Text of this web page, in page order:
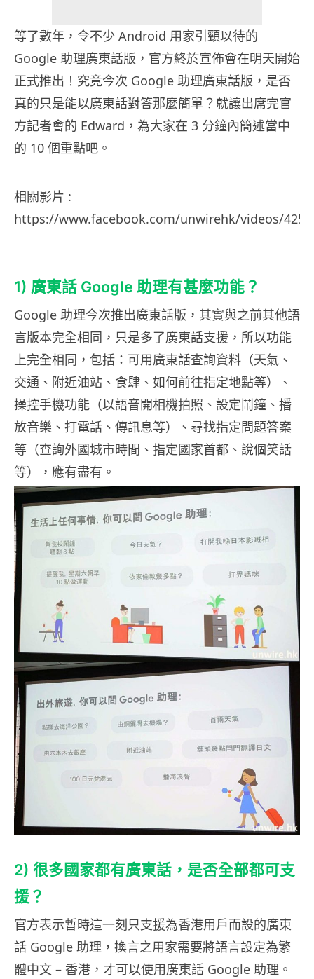
等了數年，令不少 Android 用家引頸以待的
Google 助理廣東話版，官方終於宣佈會在明天開始
正式推出！究竟今次 Google 助理廣東話版，是否
真的只是能以廣東話對答那麼簡單？就讓出席完官
方記者會的 Edward，為大家在 3 分鐘內簡述當中
的 10 個重點吧。
相關影片 :
https://www.facebook.com/unwirehk/videos/
1) 廣東話 Google 助理有甚麼功能？
Google 助理今次推出廣東話版，其實與之前其他語
言版本完全相同，只是多了廣東話支援，所以功能
上完全相同，包括：可用廣東話查詢資料（天氣、
交通、附近油站、食肆、如何前往指定地點等）、
操控手機功能（以語音開相機拍照、設定鬧鐘、播
放音樂、打電話、傳訊息等）、尋找指定問題答案
等（查詢外國城市時間、指定國家首都、說個笑話
等），應有盡有。
2) 很多國家都有廣東話，是否全部都可支
援？
官方表示暫時這一刻只支援為香港用戶而設的廣東
話 Google 助理，換言之用家需要將語言設定為繁
體中文 – 香港，才可以使用廣東話 Google 助理。